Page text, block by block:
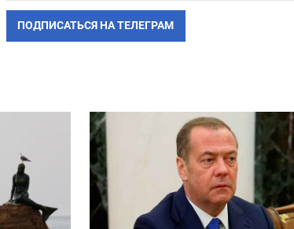
ПОДПИСАТЬСЯ НА ТЕЛЕГРАМ